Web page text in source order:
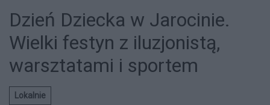
Dzień Dziecka w Jarocinie.
Wielki festyn z iluzjonistą,
warsztatami i sportem
Lokalnie